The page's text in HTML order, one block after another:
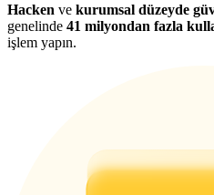
Hacken ve kurumsal düzeyde
genelinde 41 milyondan fazla
işlem yapın.